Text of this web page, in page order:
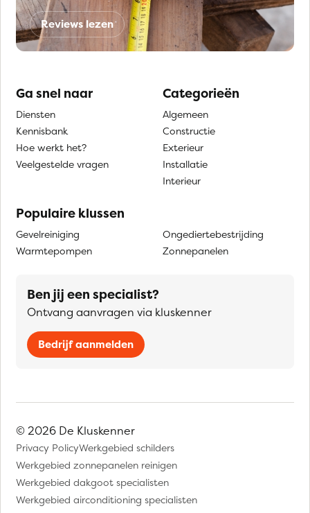
Reviews lezen
Ga snel naar
Diensten
Kennisbank
Hoe werkt het?
Veelgestelde vragen
Categorieën
Algemeen
Constructie
Exterieur
Installatie
Interieur
Populaire klussen
Gevelreiniging
Warmtepompen
Ongediertebestrijding
Zonnepanelen
Ben jij een specialist?
Ontvang aanvragen via kluskenner
Bedrijf aanmelden
© 2026 De Kluskenner
Privacy PolicyWerkgebied schilders
Werkgebied zonnepanelen reinigen
Werkgebied dakgoot specialisten
Werkgebied airconditioning specialisten